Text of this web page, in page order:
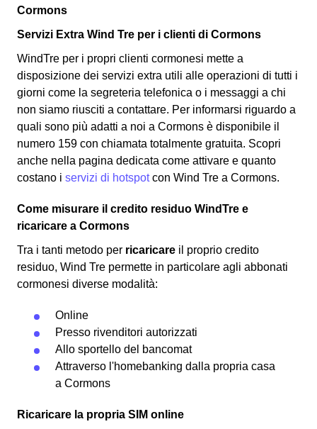
Cormons
Servizi Extra Wind Tre per i clienti di Cormons
WindTre per i propri clienti cormonesi mette a
disposizione dei servizi extra utili alle operazioni di tutti i
giorni come la segreteria telefonica o i messaggi a chi
non siamo riusciti a contattare. Per informarsi riguardo a
quali sono più adatti a noi a Cormons è disponibile il
numero 159 con chiamata totalmente gratuita. Scopri
anche nella pagina dedicata come attivare e quanto
costano i servizi di hotspotcon Wind Tre a Cormons.
Come misurare il credito residuo WindTre e
ricaricare a Cormons
Tra i tanti metodo per ricaricare il proprio credito
residuo, Wind Tre permette in particolare agli abbonati
cormonesi diverse modalità:
Online
Presso rivenditori autorizzati
Allo sportello del bancomat
Attraverso l'homebanking dalla propria casa
a Cormons
Ricaricare la propria SIM online